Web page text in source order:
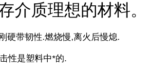
介质理想的材料。
硬带韧性.燃烧慢,离火后慢熄.
性是塑料中*的.